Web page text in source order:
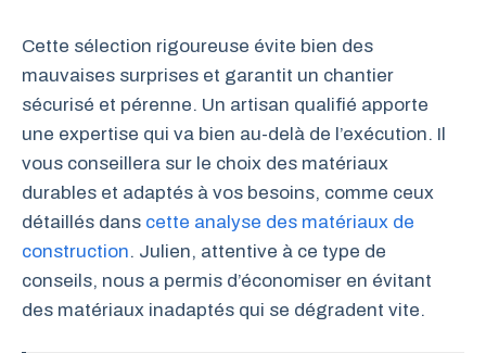
Cette sélection rigoureuse évite bien des
mauvaises surprises et garantit un chantier
sécurisé et pérenne. Un artisan qualifié apporte
une expertise qui va bien au-delà de l’exécution. Il
vous conseillera sur le choix des matériaux
durables et adaptés à vos besoins, comme ceux
détaillés dans cette analyse des matériaux de
construction. Julien, attentive à ce type de
conseils, nous a permis d’économiser en évitant
des matériaux inadaptés qui se dégradent vite.